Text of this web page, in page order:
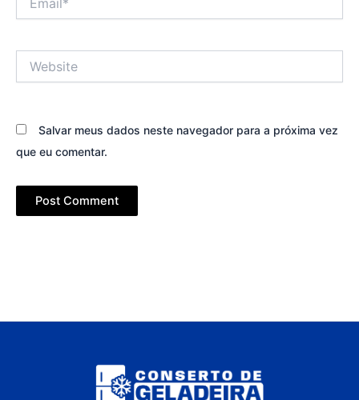
Salvar meus dados neste navegador para a próxima vez
que eu comentar.